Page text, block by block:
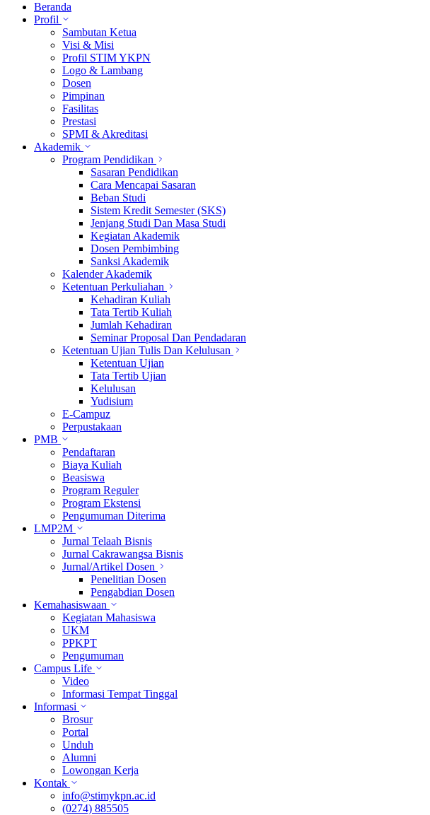
Beranda
Profil
Sambutan Ketua
Visi & Misi
Profil STIM YKPN
Logo & Lambang
Dosen
Pimpinan
Fasilitas
Prestasi
SPMI & Akreditasi
Akademik
Program Pendidikan
Sasaran Pendidikan
Cara Mencapai Sasaran
Beban Studi
Sistem Kredit Semester (SKS)
Jenjang Studi Dan Masa Studi
Kegiatan Akademik
Dosen Pembimbing
Sanksi Akademik
Kalender Akademik
Ketentuan Perkuliahan
Kehadiran Kuliah
Tata Tertib Kuliah
Jumlah Kehadiran
Seminar Proposal Dan Pendadaran
Ketentuan Ujian Tulis Dan Kelulusan
Ketentuan Ujian
Tata Tertib Ujian
Kelulusan
Yudisium
E-Campuz
Perpustakaan
PMB
Pendaftaran
Biaya Kuliah
Beasiswa
Program Reguler
Program Ekstensi
Pengumuman Diterima
LMP2M
Jurnal Telaah Bisnis
Jurnal Cakrawangsa Bisnis
Jurnal/Artikel Dosen
Penelitian Dosen
Pengabdian Dosen
Kemahasiswaan
Kegiatan Mahasiswa
UKM
PPKPT
Pengumuman
Campus Life
Video
Informasi Tempat Tinggal
Informasi
Brosur
Portal
Unduh
Alumni
Lowongan Kerja
Kontak
info@stimykpn.ac.id
(0274) 885505